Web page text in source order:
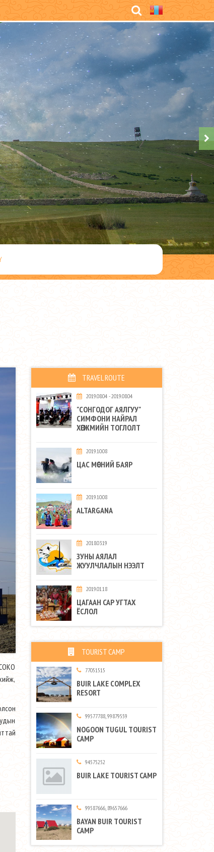
TRAVEL ROUTE
2019.08.04 - 2019.08.04
"СОНГОДОГ АЯЛГУУ"
СИМФОНИ НАЙРАЛ
ХӨГЖМИЙН ТОГЛОЛТ
2019.10.08
ЦАС МӨСНИЙ БАЯР
2019.10.08
ALTARGANA
2018.03.19
ЗУНЫ АЯЛАЛ
ЖУУЛЧЛАЛЫН НЭЭЛТ
2019.01.18
ЦАГААН САР УГТАХ
ЁСЛОЛ
TOURIST CAMP
77051515
BUIR LAKE COMPLEX
RESORT
99577788, 99879559
NOGOON TUGUL TOURIST
CAMP
94575252
BUIR LAKE TOURIST CAMP
99587666, 89657666
BAYAN BUIR TOURIST
CAMP